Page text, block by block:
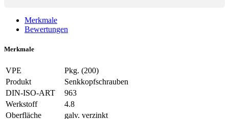
Merkmale
Bewertungen
Merkmale
VPE
Pkg. (200)
Produkt
Senkkopfschrauben
DIN-ISO-ART
963
Werkstoff
4.8
Oberfläche
galv. verzinkt